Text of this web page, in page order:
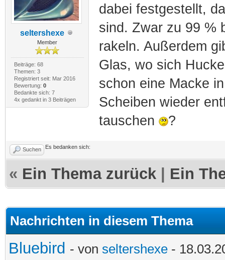
seltershexe
Member
Beiträge: 68
Themen: 3
Registriert seit: Mar 2016
Bewertung: 0
Bedankte sich: 7
4x gedankt in 3 Beiträgen
dabei festgestellt,
sind. Zwar zu 99 %
rakeln. Außerdem
Glas, wo sich
schon eine Macke
Scheiben wieder
tauschen
?
Suchen Es bedanken sich:
« Ein Thema zurück Ein
Nachrichten in diesem Thema
Bluebird - von seltershexe -